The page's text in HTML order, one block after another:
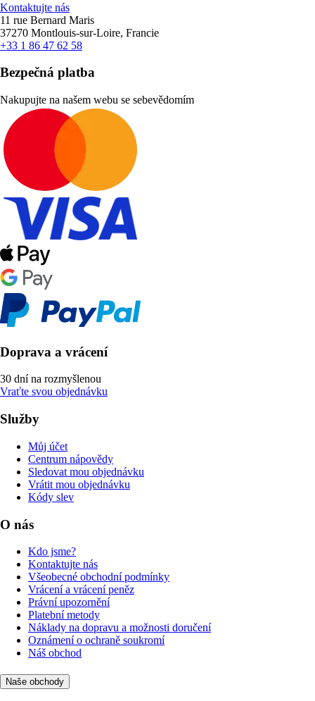
Kontaktujte nás
11 rue Bernard Maris
37270 Montlouis-sur-Loire, Francie
+33 1 86 47 62 58
Bezpečná platba
Nakupujte na našem webu se sebevědomím
Doprava a vrácení
30 dní na rozmyšlenou
Vraťte svou objednávku
Služby
Můj účet
Centrum nápovědy
Sledovat mou objednávku
Vrátit mou objednávku
Kódy slev
O nás
Kdo jsme?
Kontaktujte nás
Všeobecné obchodní podmínky
Vrácení a vrácení peněz
Právní upozornění
Platební metody
Náklady na dopravu a možnosti doručení
Oznámení o ochraně soukromí
Náš obchod
Naše obchody